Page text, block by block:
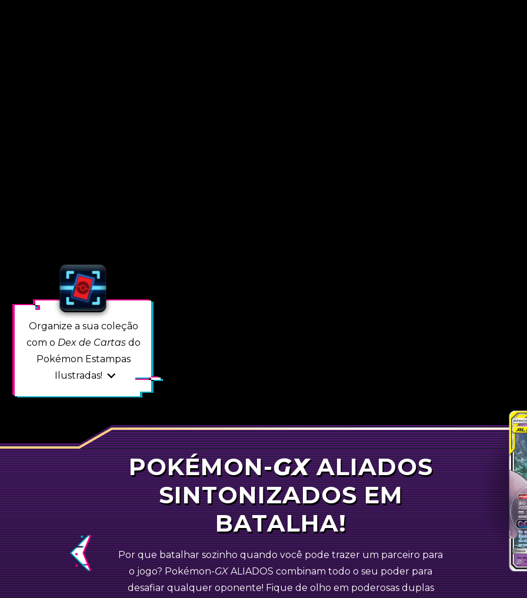
Organize a sua coleção
com o Dex de Cartas do
Pokémon Estampas
Ilustradas!
POKÉMON-GXALIADOS
SINTONIZADOS EM
BATALHA!
Por que batalhar sozinho quando você pode trazer um parceiro para
o jogo?Pokémon-GXALIADOS combinam todo o seu poder para
desafiar qualquer oponente! Fique de olho em poderosas duplas
POKÉMON-GX
Pokémon-GX
Dragonite-GX Naganadel-GX Jirachi-GX Weavile-GX
Previous